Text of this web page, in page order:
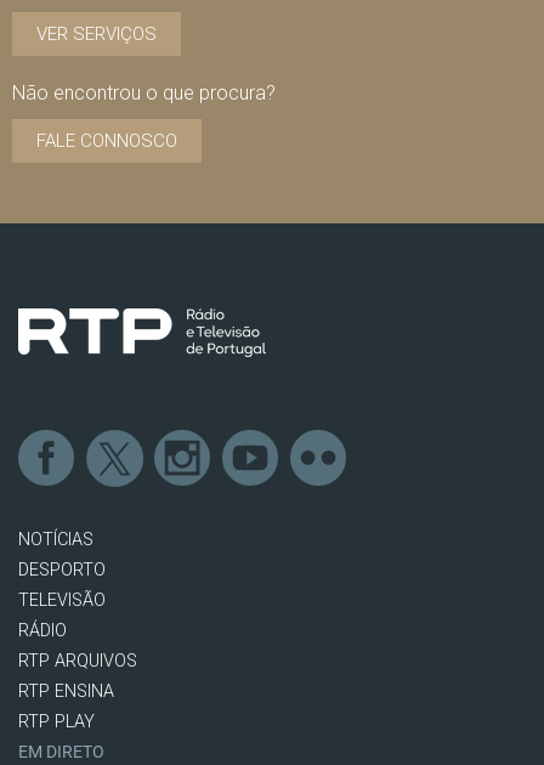
VER SERVIÇOS
Não encontrou o que procura?
FALE CONNOSCO
NOTÍCIAS
DESPORTO
TELEVISÃO
RÁDIO
RTP ARQUIVOS
RTP ENSINA
RTP PLAY
EM DIRETO